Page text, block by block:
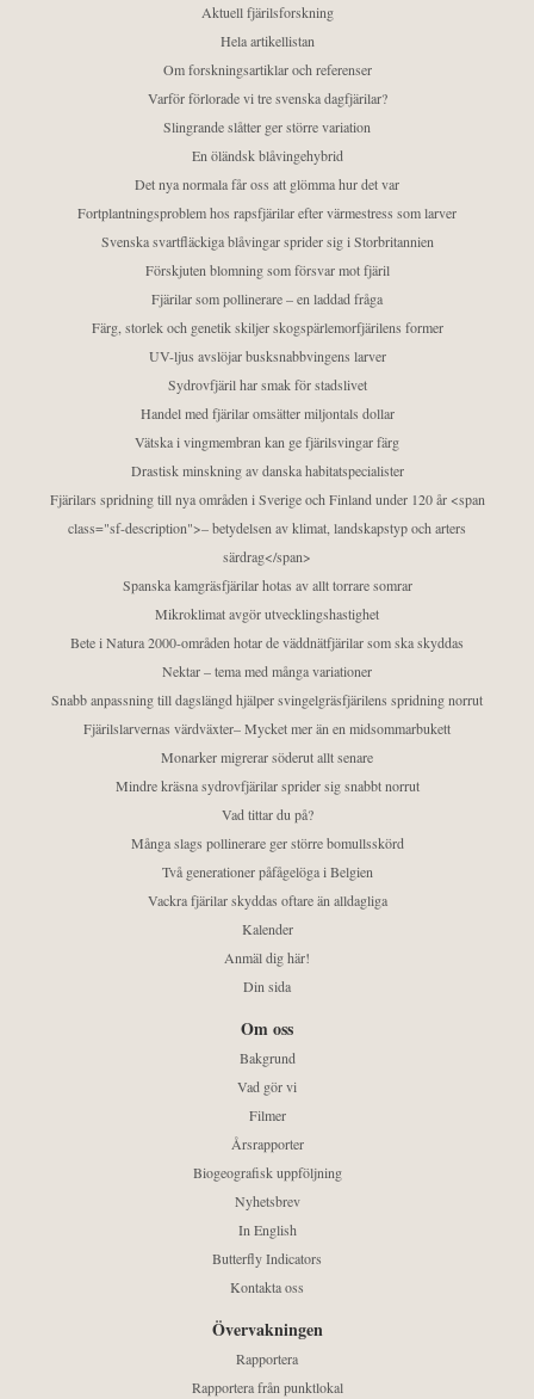
Aktuell fjärilsforskning
Hela artikellistan
Om forskningsartiklar och referenser
Varför förlorade vi tre svenska dagfjärilar?
Slingrande slåtter ger större variation
En öländsk blåvingehybrid
Det nya normala får oss att glömma hur det var
Fortplantningsproblem hos rapsfjärilar efter värmestress som larver
Svenska svartfläckiga blåvingar sprider sig i Storbritannien
Förskjuten blomning som försvar mot fjäril
Fjärilar som pollinerare – en laddad fråga
Färg, storlek och genetik skiljer skogspärlemorfjärilens former
UV-ljus avslöjar busksnabbvingens larver
Sydrovfjäril har smak för stadslivet
Handel med fjärilar omsätter miljontals dollar
Vätska i vingmembran kan ge fjärilsvingar färg
Drastisk minskning av danska habitatspecialister
Fjärilars spridning till nya områden i Sverige och Finland under 120 år <span
class="sf-description">– betydelsen av klimat, landskapstyp och arters
särdrag</span>
Spanska kamgräsfjärilar hotas av allt torrare somrar
Mikroklimat avgör utvecklingshastighet
Bete i Natura 2000-områden hotar de väddnätfjärilar som ska skyddas
Nektar – tema med många variationer
Snabb anpassning till dagslängd hjälper svingelgräsfjärilens spridning norrut
Fjärilslarvernas värdväxter– Mycket mer än en midsommarbukett
Monarker migrerar söderut allt senare
Mindre kräsna sydrovfjärilar sprider sig snabbt norrut
Vad tittar du på?
Många slags pollinerare ger större bomullsskörd
Två generationer påfågelöga i Belgien
Vackra fjärilar skyddas oftare än alldagliga
Kalender
Anmäl dig här!
Din sida
Om oss
Bakgrund
Vad gör vi
Filmer
Årsrapporter
Biogeografisk uppföljning
Nyhetsbrev
In English
Butterfly Indicators
Kontakta oss
Övervakningen
Rapportera
Rapportera från punktlokal